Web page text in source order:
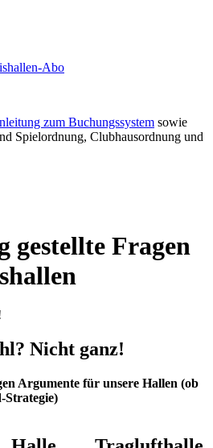
Abo
zum Buchungssystem sowie
Spielordnung, Clubhausordnung und
gestellte Fragen
Nicht ganz!
Argumente für unsere Hallen (ob
Strategie)